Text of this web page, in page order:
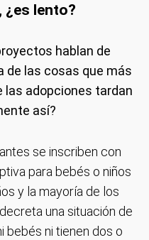
¿es lento?
hablan de
de las cosas que más
las adopciones tardan
así?
se inscriben con
para bebés o niños
y la mayoría de los
una situación de
bebés ni tienen dos o